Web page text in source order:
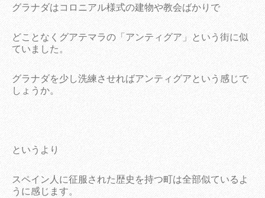
グラナダはコロニアル様式の建物や教会ばかりで
どことなくグアテマラの「アンティグア」という街に似
ていました。
グラナダを少し洗練させればアンティグアという感じで
しょうか。
というより
スペイン人に征服された歴史を持つ町は全部似ているよ
うに感じます。